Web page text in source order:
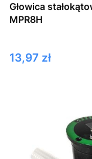
Głowica
MPR8H
Cena
13,97 zł